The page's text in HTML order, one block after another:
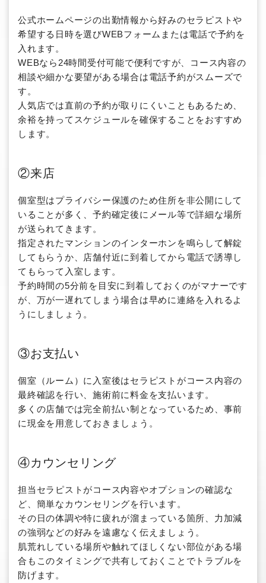
公式ホームページの出勤情報から好みのセラピストや
希望する日時を選びWEBフォームまたは電話で予約を
入れます。
WEBなら24時間受付可能で便利ですが、コース内容の
相談や細かな要望がある場合は電話予約がスムーズで
す。
人気店では直前の予約が取りにくいこともあるため、
余裕を持ってスケジュールを確保することをおすすめ
します。
②来店
個室型はプライバシー保護のため住所を非公開にして
いることが多く、予約確定後にメール等で詳細な場所
が送られてきます。
指定されたマンションのインターホンを鳴らして解錠
してもらうか、店舗付近に到着してから電話で誘導し
てもらって入室します。
予約時間の5分前を目安に到着しておくのがマナーです
が、万が一遅れてしまう場合は早めに連絡を入れるよ
うにしましょう。
③お支払い
個室（ルーム）に入室後はセラピストがコース内容の
最終確認を行い、施術前に料金を支払います。
多くの店舗では完全前払い制となっているため、事前
に現金を用意しておきましょう。
④カウンセリング
担当セラピストがコース内容やオプションの確認な
ど、簡単なカウンセリングを行います。
その日の体調や特に疲れが溜まっている箇所、力加減
の強弱などの好みを遠慮なく伝えましょう。
肌荒れしている場所や触れてほしくない部位がある場
合もこのタイミングで共有しておくことでトラブルを
防げます。